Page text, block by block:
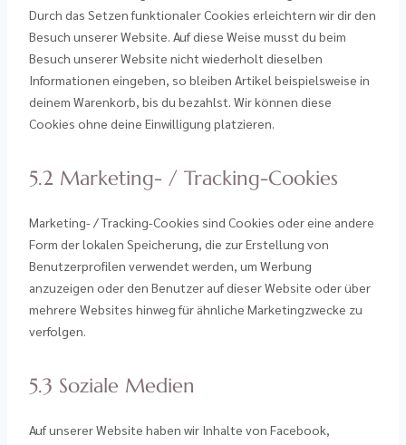
Durch das Setzen funktionaler Cookies erleichtern wir dir den
Besuch unserer Website. Auf diese Weise musst du beim
Besuch unserer Website nicht wiederholt dieselben
Informationen eingeben, so bleiben Artikel beispielsweise in
deinem Warenkorb, bis du bezahlst. Wir können diese
Cookies ohne deine Einwilligung platzieren.
5.2 Marketing- / Tracking-Cookies
Marketing- / Tracking-Cookies sind Cookies oder eine andere
Form der lokalen Speicherung, die zur Erstellung von
Benutzerprofilen verwendet werden, um Werbung
anzuzeigen oder den Benutzer auf dieser Website oder über
mehrere Websites hinweg für ähnliche Marketingzwecke zu
verfolgen.
5.3 Soziale Medien
Auf unserer Website haben wir Inhalte von Facebook,